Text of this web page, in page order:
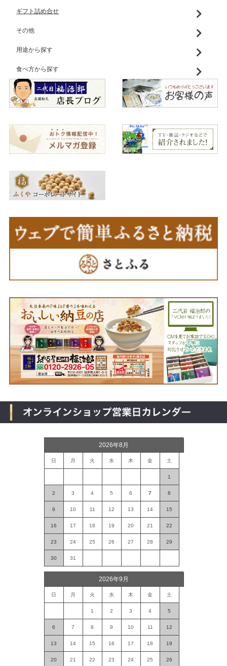
ギフト詰め合せ
その他
用途から探す
食べ方から探す
2026年8月
日 月 火 水 木 金 土
1
2 3 4 5 6 7 8
9 10 11 12 13 14 15
16 17 18 19 20 21 22
23 24 25 26 27 28 29
30 31
2026年9月
日 月 火 水 木 金 土
1 2 3 4 5
6 7 8 9 10 11 12
13 14 15 16 17 18 19
20 21 22 23 24 25 26